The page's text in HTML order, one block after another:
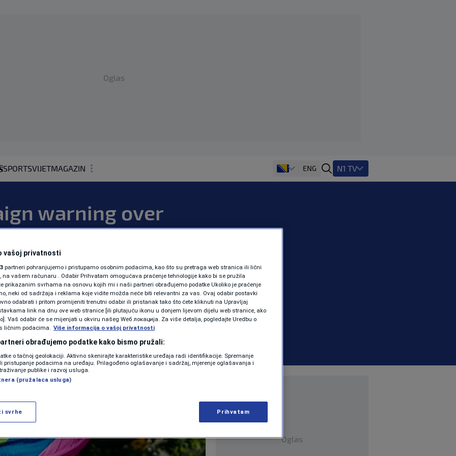
Oglas
SPORTSVIJETMAGAZIN
SHOWBIZ
KOLUMNE
PODCAST
N1 SPECIJAL
FENOMENI
NEISTRAŽENO
VIRALNO
ENG N1 TV
warning over
Bosnia
2026. 10:27 | NEWS | komentara
Više
Oglas
vašoj privatnosti
partneri pohranjujemo i pristupamo osobnim podacima, kao što su pretraga web stranica ili lični
na vašem računaru . Odabir Prihvatam omogućava praćenje tehnologije kako bi se pružila
prikazanim svrhama na osnovu kojih mi i naši partneri obrađujemo podatke Ukoliko je praćenje
neki od sadržaja i reklama koje vidite možda neće biti relevantni za vas. Ovaj odabir postavki
odabrati i pritom promijeniti trenutni odabir ili pristanak tako što ćete kliknuti na Upravljaj
link na dnu ove web stranice [ili plutajuću ikonu u donjem lijevom dijelu web stranice, ako
Vaš odabir će se mijenjati u okviru našeg Wеб локација. Za više detalja, pogledajte Uredbu o
ličnim podacima. Više informacija o vašoj privatnosti
obrađujemo podatke kako bismo pružali:
o tačnoj geolokaciji. Aktivno skenirajte karakteristike uređaja radi identifikacije. Spremanje
pristupanje podacima na uređaju. Prilagođeno oglašavanje i sadržaj, mjerenje oglašavanja i
publike i razvoj usluga.
(pružalaca usluga)
svrhe Prihvatam